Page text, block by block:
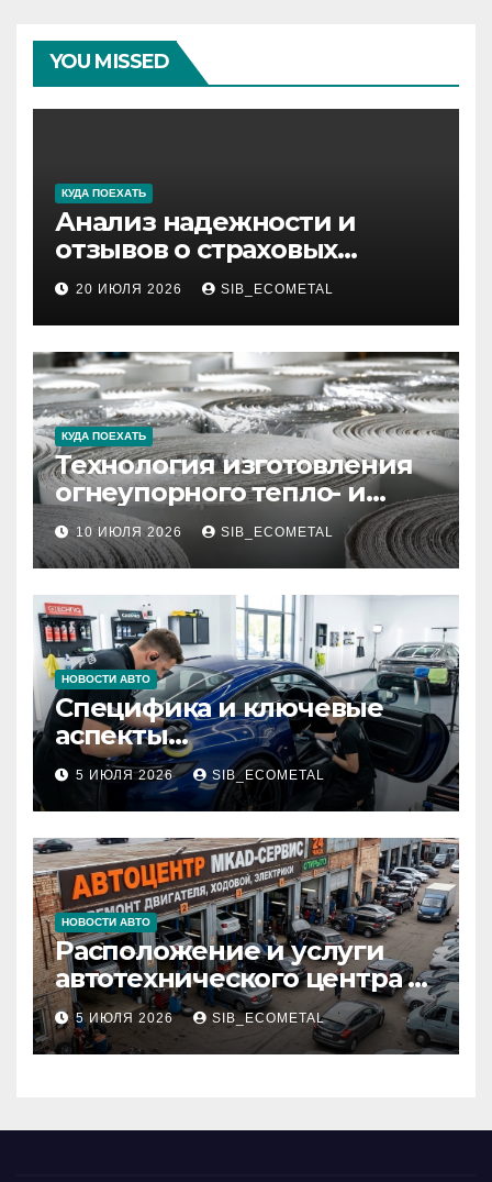
YOU MISSED
КУДА ПОЕХАТЬ
Анализ надежности и
отзывов о страховых
компаниях по итогам 2026
года
20 ИЮЛЯ 2026 SIB_ECOMETAL
КУДА ПОЕХАТЬ
Технология изготовления
огнеупорного тепло- и
звукоизоляционного
картона МКРК-500 из
муллитокремнеземистого
волокна
10 ИЮЛЯ 2026 SIB_ECOMETAL
НОВОСТИ АВТО
Специфика и ключевые
аспекты
профессионального
детейлинга кузова и
салона
5 ИЮЛЯ 2026 SIB_ECOMETAL
НОВОСТИ АВТО
Расположение и услуги
автотехнического центра в
районе 84-го километра
МКАД
5 ИЮЛЯ 2026 SIB_ECOMETAL